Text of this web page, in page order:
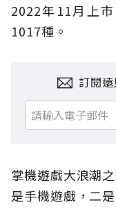
2022年11月上
1017種。
訂閱
掌機遊戲大浪潮
是手機遊戲，二